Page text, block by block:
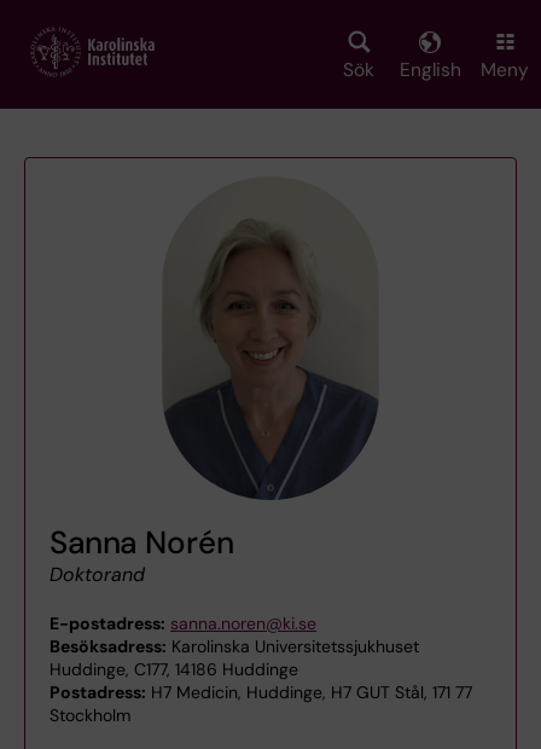
main
Sök English Meny
Sanna Norén
Doktorand
E-postadress: sanna.noren@ki.se
Besöksadress: Karolinska Universitetssjukhuset
Huddinge, C177, 14186 Huddinge
Postadress: H7 Medicin, Huddinge, H7 GUT Stål, 171 77
Stockholm